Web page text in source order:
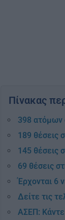
Πίνακας
398 ατόμων
189 θέσεις
145 θέσεις
69 θέσεις
Έρχονται 6
Δείτε τις
ΑΣΕΠ: Κάντε